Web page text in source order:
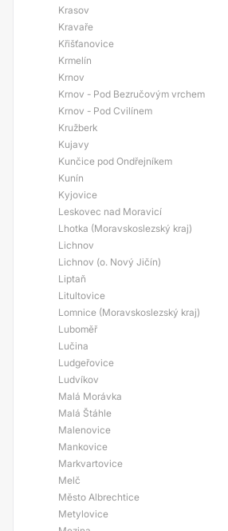
Krasov
Kravaře
Křišťanovice
Krmelín
Krnov
Krnov - Pod Bezručovým vrchem
Krnov - Pod Cvilínem
Kružberk
Kujavy
Kunčice pod Ondřejníkem
Kunín
Kyjovice
Leskovec nad Moravicí
Lhotka (Moravskoslezský kraj)
Lichnov
Lichnov (o. Nový Jičín)
Liptaň
Litultovice
Lomnice (Moravskoslezský kraj)
Luboměř
Lučina
Ludgeřovice
Ludvíkov
Malá Morávka
Malá Štáhle
Malenovice
Mankovice
Markvartovice
Melč
Město Albrechtice
Metylovice